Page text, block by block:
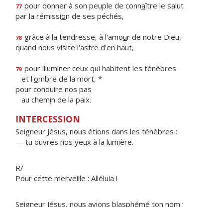
77 pour donner à son peuple de connaître le salut
par la rémission de ses péchés,
78 grâce à la tendresse, à l'amour de notre Dieu,
quand nous visite l'astre d'en haut,
79 pour illuminer ceux qui habitent les ténèbres
et l'ombre de la mort, *
pour conduire nos pas
au chemin de la paix.
INTERCESSION
Seigneur Jésus, nous étions dans les ténèbres :
— tu ouvres nos yeux à la lumière.
R/
Pour cette merveille : Alléluia !
Seigneur Jésus, nous avions blasphémé ton nom :